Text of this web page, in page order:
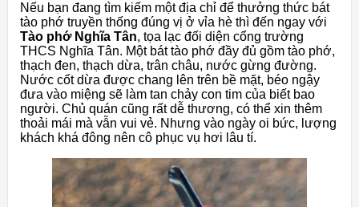
Nếu bạn đang tìm kiếm một địa chỉ để thưởng thức bát
tào phớ truyền thống đúng vị ở vỉa hè thì đến ngay với
Tào phớ Nghĩa Tân, tọa lạc đối diện cổng trường
THCS Nghĩa Tân. Một bát tào phớ đầy đủ gồm tào phớ,
thạch đen, thạch dừa, trân châu, nước gừng đường.
Nước cốt dừa được chang lên trên bề mặt, béo ngậy
đưa vào miệng sẽ làm tan chảy con tim của biết bao
người. Chủ quán cũng rất dễ thương, có thể xin thêm
thoải mái mà vẫn vui vẻ. Nhưng vào ngày oi bức, lượng
khách khá đông nên cô phục vụ hơi lâu tí.